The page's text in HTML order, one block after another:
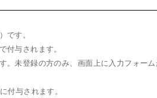
です。
付与されます。
未登録の方のみ、画面上に入力フォー
付与されます。